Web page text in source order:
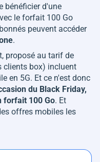
bénéficier d'une
le forfait 100 Go
peuvent accéder
.
proposé au tarif de
clients box) incluent
en 5G. Et ce n'est donc
du Black Friday,
forfait 100 Go. Et
offres mobiles les